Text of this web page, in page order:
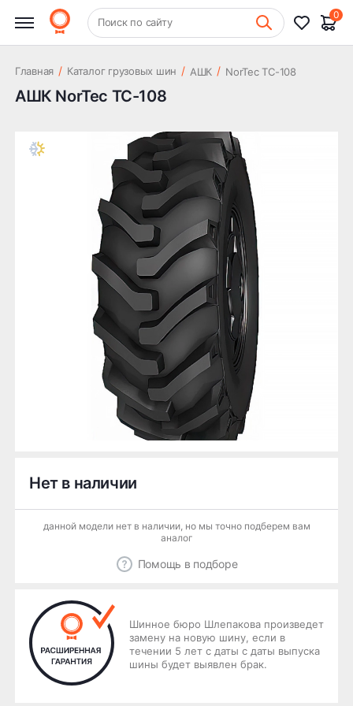
+7 (831) 261-35-35 Шиномонтаж
Поиск по сайту
0
Главная / Каталог грузовых шин / АШК / NorTec TC-108
АШК NorTec TC-108
Нет в наличии
данной модели нет в наличии, но мы точно подберем вам
аналог
Помощь в подборе
Шинное бюро Шлепакова произведет
замену на новую шину, если в
течении 5 лет с даты с даты выпуска
шины будет выявлен брак.